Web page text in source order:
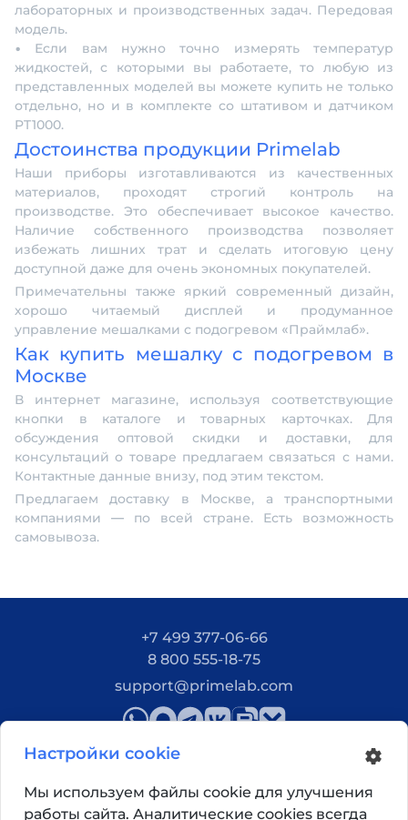
лабораторных и производственных задач. Передовая
модель.
• Если вам нужно точно измерять температур
жидкостей, с которыми вы работаете, то любую из
представленных моделей вы можете купить не только
отдельно, но и в комплекте со штативом и датчиком
PT1000.
Достоинства продукции Primelab
Наши приборы изготавливаются из качественных
материалов, проходят строгий контроль на
производстве. Это обеспечивает высокое качество.
Наличие собственного производства позволяет
избежать лишних трат и сделать итоговую цену
доступной даже для очень экономных покупателей.
Примечательны также яркий современный дизайн,
хорошо читаемый дисплей и продуманное
управление мешалками с подогревом «Праймлаб».
Как купить мешалку с подогревом в
Москве
В интернет магазине, используя соответствующие
кнопки в каталоге и товарных карточках. Для
обсуждения оптовой скидки и доставки, для
консультаций о товаре предлагаем связаться с нами.
Контактные данные внизу, под этим текстом.
Предлагаем доставку в Москве, а транспортными
компаниями — по всей стране. Есть возможность
самовывоза.
+7 499 377-06-66
8 800 555-18-75
support@primelab.com
Настройки cookie
Мы используем файлы cookie для улучшения
работы сайта. Аналитические cookies всегда